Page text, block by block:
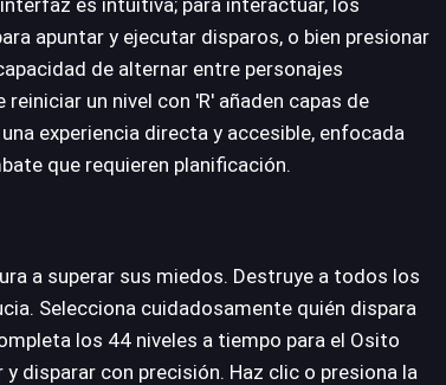
es intuitiva; para interactuar, los
apuntar y ejecutar disparos, o bien presionar
de alternar entre personajes
un nivel con 'R' añaden capas de
experiencia directa y accesible, enfocada
que requieren planificación.
a superar sus miedos. Destruye a todos los
Selecciona cuidadosamente quién dispara
los 44 niveles a tiempo para el Osito
y disparar con precisión. Haz clic o presiona la